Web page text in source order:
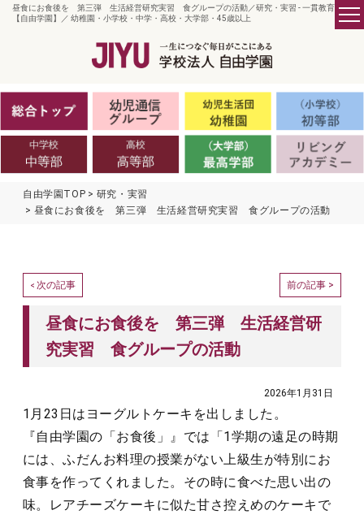
昼食にお食後を 第三弾 生活経営研究実習 食グループの活動／研究・実習 - 一貫教育の
【自由学園】／ 幼稚園・小学校・中学・高校・大学部・45歳以上
自由学園TOP
研究・実習
昼食にお食後を 第三弾 生活経営研究実習 食グループの活動
< 次の記事 前の記事 >
昼食にお食後を 第三弾 生活経営研
究実習 食グループの活動
2026年1月31日
1月23日はヨーグルトケーキを出しました。
『自由学園の「お食後」』では「1学期の遠足の時期
には、ふだんお料理の授業がない上級生が特別にお
食事を作ってくれました。その時に食べた思い出の
味。レアチーズケーキに似た甘さ控えめのケーキで